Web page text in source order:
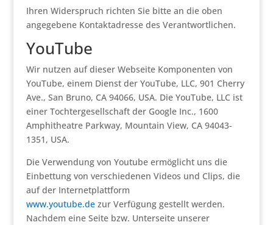
Ihren Widerspruch richten Sie bitte an die oben
angegebene Kontaktadresse des Verantwortlichen.
YouTube
Wir nutzen auf dieser Webseite Komponenten von
YouTube, einem Dienst der YouTube, LLC, 901 Cherry
Ave., San Bruno, CA 94066, USA. Die YouTube, LLC ist
einer Tochtergesellschaft der Google Inc., 1600
Amphitheatre Parkway, Mountain View, CA 94043-
1351, USA.
Die Verwendung von Youtube ermöglicht uns die
Einbettung von verschiedenen Videos und Clips, die
auf der Internetplattform
www.youtube.dezur Verfügung gestellt werden.
Nachdem eine Seite bzw. Unterseite unserer